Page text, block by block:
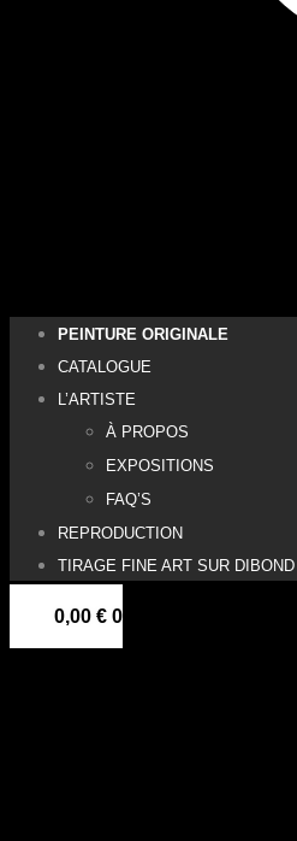
PEINTURE ORIGINALE
CATALOGUE
L’ARTISTE
À PROPOS
EXPOSITIONS
FAQ’S
REPRODUCTION
TIRAGE FINE ART SUR DIBOND
0,00 € 0